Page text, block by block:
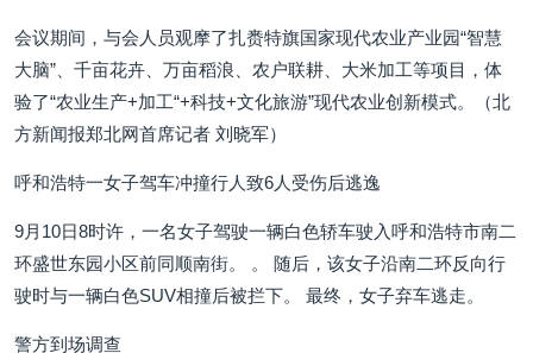
会议期间，与会人员观摩了扎赉特旗国家现代农业产业园“智慧
大脑”、千亩花卉、万亩稻浪、农户联耕、大米加工等项目，体
验了“农业生产+加工“+科技+文化旅游”现代农业创新模式。（北
方新闻报郑北网首席记者 刘晓军）
呼和浩特一女子驾车冲撞行人致6人受伤后逃逸
9月10日8时许，一名女子驾驶一辆白色轿车驶入呼和浩特市南二
环盛世东园小区前同顺南街。 。 随后，该女子沿南二环反向行
驶时与一辆白色SUV相撞后被拦下。 最终，女子弃车逃走。
警方到场调查